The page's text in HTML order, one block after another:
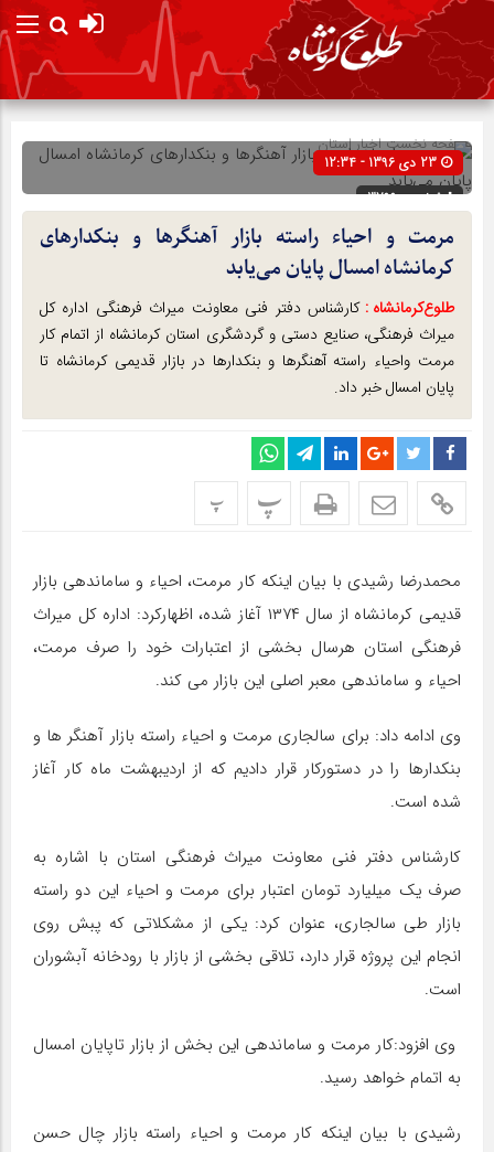
صفحه نخستاخبار استان
شناسه : 3799
مرمت و احیاء راسته بازار آهنگرها و بنکدارهای
کرمانشاه امسال پایان می‌یابد
طلوع‌‌کرمانشاه : کارشناس دفتر فنی معاونت میراث فرهنگی اداره کل
میراث فرهنگی، صنایع دستی و گردشگری استان کرمانشاه از اتمام کار
مرمت واحیاء راسته آهنگرها و بنکدارها در بازار قدیمی کرمانشاه تا
پایان امسال خبر داد.
پ پ
محمدرضا رشیدی با بیان اینکه کار مرمت، احیاء و ساماندهی بازار
قدیمی کرمانشاه از سال ۱۳۷۴ آغاز شده، اظهارکرد: اداره کل میراث
فرهنگی استان هرسال بخشی از اعتبارات خود را صرف مرمت،
احیاء و ساماندهی معبر اصلی این بازار می کند.
وی ادامه داد: برای سالجاری مرمت و احیاء راسته بازار آهنگر ها و
بنکدارها را در دستورکار قرار دادیم که از اردیبهشت ماه کار آغاز
شده است.
کارشناس دفتر فنی معاونت میراث فرهنگی استان با اشاره به
صرف یک میلیارد تومان اعتبار برای مرمت و احیاء این دو راسته
بازار طی سالجاری، عنوان کرد: یکی از مشکلاتی که پبش روی
انجام این پروژه قرار دارد، تلاقی بخشی از بازار با رودخانه آبشوران
است.
وی افزود:کار مرمت و ساماندهی این بخش از بازار تاپایان امسال
به اتمام خواهد رسید.
رشیدی با بیان اینکه کار مرمت و احیاء راسته بازار چال حسن